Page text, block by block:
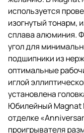
используется
изогнутый тонарм,
сплава алюминия.
угол для
подшипники из
оптимальные
иглой
установлена
Юбилейный Magnat
отделке
проигрывателя